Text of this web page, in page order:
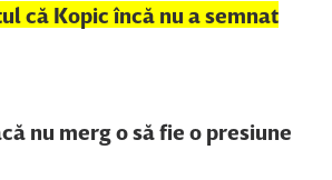
că Kopic încă nu a semnat
nu merg o să fie o presiune